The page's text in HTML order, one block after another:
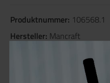
Produktnummer: 106568.1
Hersteller: Mancraft
Sie erhalten 60